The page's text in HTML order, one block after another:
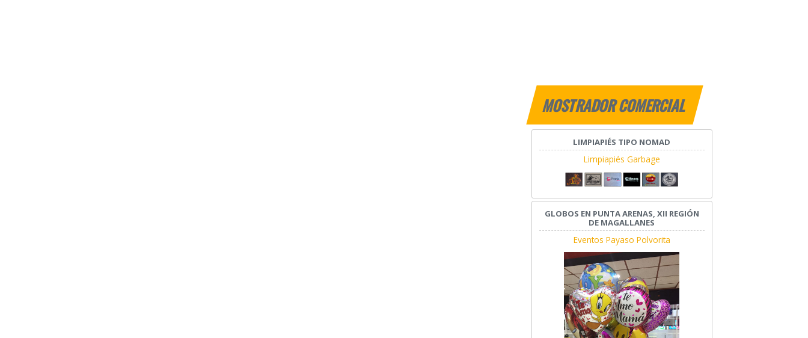
MOSTRADOR COMERCIAL
LIMPIAPIÉS TIPO NOMAD
Limpiapiés Garbage
GLOBOS EN PUNTA ARENAS, XII REGIÓN
DE MAGALLANES
Eventos Payaso Polvorita